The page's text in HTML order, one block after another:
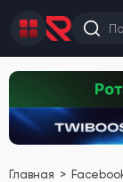
Главная